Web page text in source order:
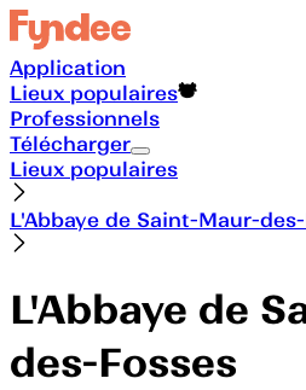
Application
Lieux populaires
Professionnels
Télécharger
Lieux populaires
L'Abbaye de Saint-Maur-
L'Abbaye de
des-Fosses